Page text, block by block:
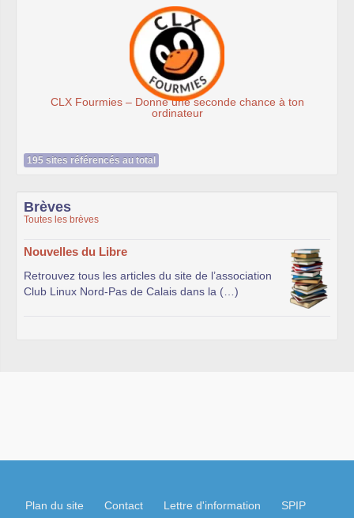
– Donne une seconde chance à ton
195 sites référencés au total
Brèves
Toutes les brèves
Nouvelles du Libre
Retrouvez tous les articles du site de l’association
Club Linux Nord-Pas de Calais dans la (…)
Plan du site Contact Lettre d'information SPIP